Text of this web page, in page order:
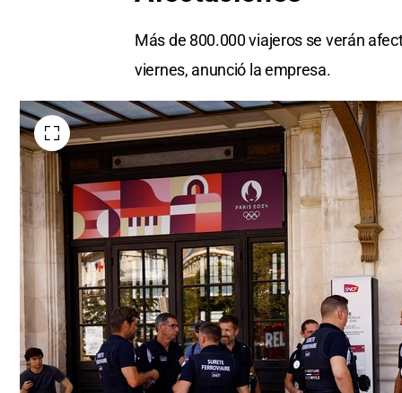
Más de 800.000 viajeros se verán
viernes, anunció la empresa.